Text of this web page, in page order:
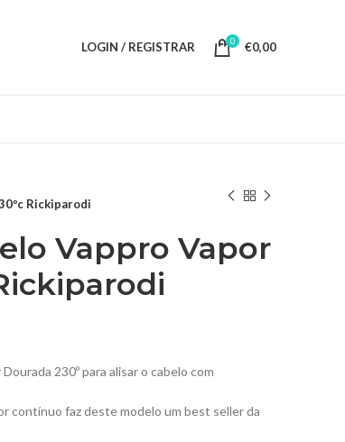
LOGIN / REGISTRAR 0 €0,00
Rickiparodi
Vappro Vapor
230º para alisar o cabelo com
contínuo faz deste modelo um best seller da